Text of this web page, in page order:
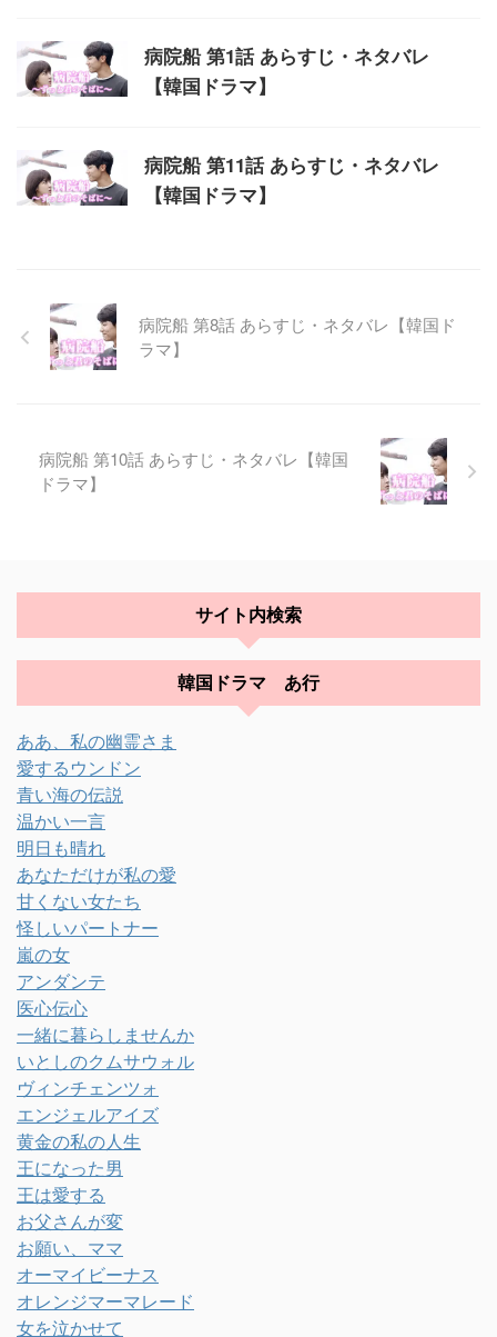
病院船 第1話 あらすじ・ネタバレ
【韓国ドラマ】
病院船 第11話 あらすじ・ネタバレ
【韓国ドラマ】
病院船 第8話 あらすじ・ネタバレ【韓国ド
ラマ】
病院船 第10話 あらすじ・ネタバレ【韓国
ドラマ】
サイト内検索
韓国ドラマ あ行
ああ、私の幽霊さま
愛するウンドン
青い海の伝説
温かい一言
明日も晴れ
あなただけが私の愛
甘くない女たち
怪しいパートナー
嵐の女
アンダンテ
医心伝心
一緒に暮らしませんか
いとしのクムサウォル
ヴィンチェンツォ
エンジェルアイズ
黄金の私の人生
王になった男
王は愛する
お父さんが変
お願い、ママ
オーマイビーナス
オレンジマーマレード
女を泣かせて